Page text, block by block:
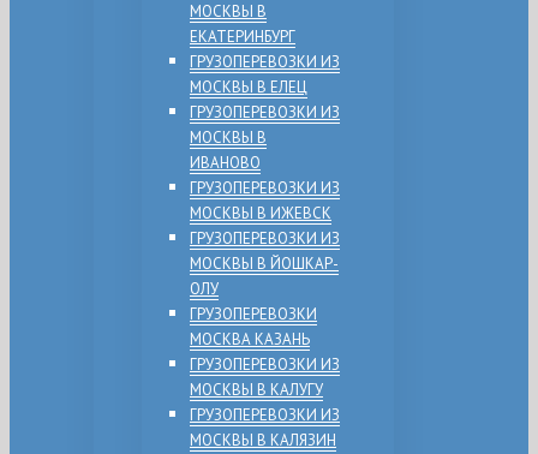
МОСКВЫ В
ЕКАТЕРИНБУРГ
ГРУЗОПЕРЕВОЗКИ ИЗ
МОСКВЫ В ЕЛЕЦ
ГРУЗОПЕРЕВОЗКИ ИЗ
МОСКВЫ В
ИВАНОВО
ГРУЗОПЕРЕВОЗКИ ИЗ
МОСКВЫ В ИЖЕВСК
ГРУЗОПЕРЕВОЗКИ ИЗ
МОСКВЫ В ЙОШКАР-
ОЛУ
ГРУЗОПЕРЕВОЗКИ
МОСКВА КАЗАНЬ
ГРУЗОПЕРЕВОЗКИ ИЗ
МОСКВЫ В КАЛУГУ
ГРУЗОПЕРЕВОЗКИ ИЗ
МОСКВЫ В КАЛЯЗИН